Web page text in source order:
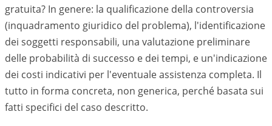
gratuita? In genere: la qualificazione della controversia
(inquadramento giuridico del problema), l'identificazione
dei soggetti responsabili, una valutazione preliminare
delle probabilità di successo e dei tempi, e un'indicazione
dei costi indicativi per l'eventuale assistenza completa. Il
tutto in forma concreta, non generica, perché basata sui
fatti specifici del caso descritto.